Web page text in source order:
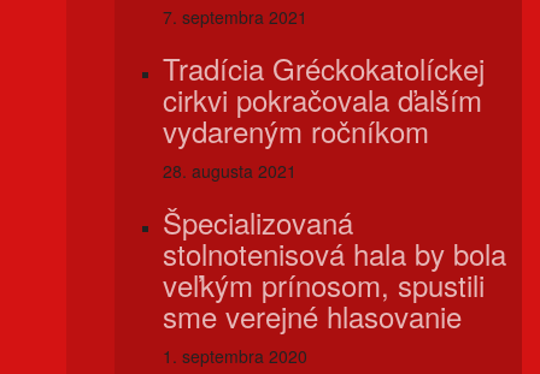
7. septembra 2021
Tradícia Gréckokatolíckej
cirkvi pokračovala ďalším
vydareným ročníkom
28. augusta 2021
Špecializovaná
stolnotenisová hala by bola
veľkým prínosom, spustili
sme verejné hlasovanie
1. septembra 2020